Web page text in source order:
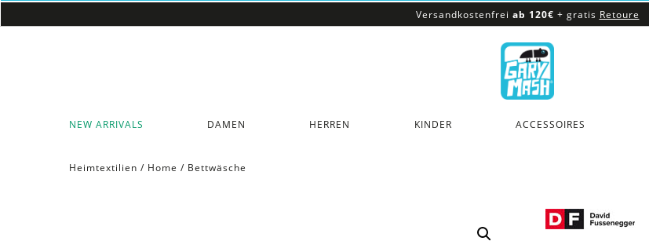
Versandkostenfrei ab 120€ + gratis Retoure
Versandkostenfreiab 120€
NEW ARRIVALS DAMEN HERREN KINDER ACCESSOIRES
Heimtextilien / Home / Bettwäsche